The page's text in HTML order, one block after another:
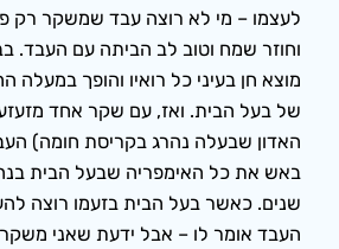
לעצמו – מי לא רוצה עבד שמשקר רק
וחוזר שמח וטוב לב הביתה עם העבד.
מוצא חן בעיני כל רואיו והופך במעלה
של בעל הבית. ואז, עם שקר אחד
האדון שבעלה נהרג בקריסת חומה)
באש את כל האימפריה שבעל הבית
שנים. כאשר בעל הבית בזעמו רוצה
העבד אומר לו – אבל ידעת שאני